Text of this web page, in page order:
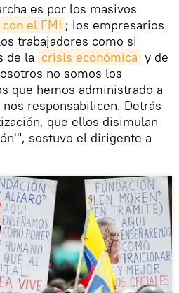
es por los masivos
el FMI ; los empresarios
trabajadores como si
de la crisis económica y de
no somos los
que hemos administrado a
responsabilicen. Detrás
que ellos disimulan
sostuvo el dirigente a